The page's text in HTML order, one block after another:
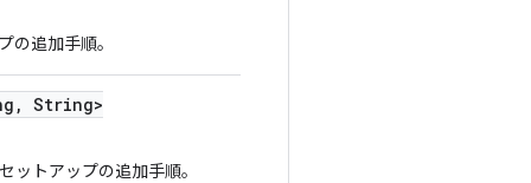
追加手順。
, String>
トアップの追加手順。